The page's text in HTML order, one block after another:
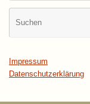
Impressum
Datenschutzerklärung